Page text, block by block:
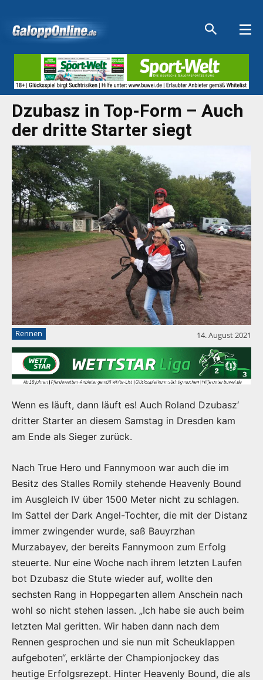
Dzubasz in Top-Form – Auch
der dritte Starter siegt
Rennen 14. August 2021
Wenn es läuft, dann läuft es! Auch Roland Dzubasz‘
dritter Starter an diesem Samstag in Dresden kam
am Ende als Sieger zurück.
Nach True Hero und Fannymoon war auch die im
Besitz des Stalles Romily stehende Heavenly Bound
im Ausgleich IV über 1500 Meter nicht zu schlagen.
Im Sattel der Dark Angel-Tochter, die mit der Distanz
immer zwingender wurde, saß Bauyrzhan
Murzabayev, der bereits Fannymoon zum Erfolg
steuerte. Nur eine Woche nach ihrem letzten Laufen
bot Dzubasz die Stute wieder auf, wollte den
sechsten Rang in Hoppegarten allem Anschein nach
wohl so nicht stehen lassen. „Ich habe sie auch beim
letzten Mal geritten. Wir haben dann nach dem
Rennen gesprochen und sie nun mit Scheuklappen
aufgeboten“, erklärte der Championjockey das
heutige Erfolgsrezept. Hinter Heavenly Bound, die als